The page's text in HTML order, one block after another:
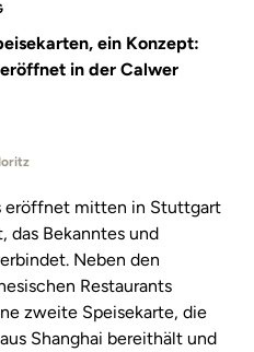
ein Konzept:
eröffnet in der Calwer
eröffnet mitten in Stuttgart
das Bekanntes und
Neben den
Restaurants
zweite Speisekarte, die
Shanghai bereithält und